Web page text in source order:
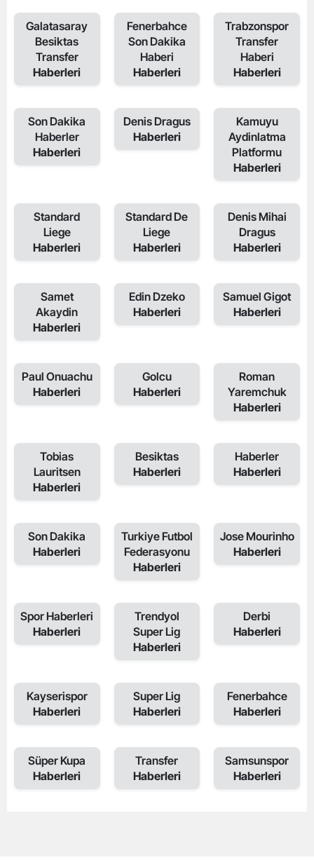
Galatasaray
Besiktas
Transfer
Haberleri
Fenerbahce
Son Dakika
Haberi
Haberleri
Trabzonspor
Transfer
Haberi
Haberleri
Son Dakika
Haberler
Haberleri
Denis Dragus
Haberleri
Kamuyu
Aydinlatma
Platformu
Haberleri
Standard
Liege
Haberleri
Standard De
Liege
Haberleri
Denis Mihai
Dragus
Haberleri
Samet
Akaydin
Haberleri
Edin Dzeko
Haberleri
Samuel Gigot
Haberleri
Paul Onuachu
Haberleri
Golcu
Haberleri
Roman
Yaremchuk
Haberleri
Tobias
Lauritsen
Haberleri
Besiktas
Haberleri
Haberler
Haberleri
Son Dakika
Haberleri
Turkiye Futbol
Federasyonu
Haberleri
Jose Mourinho
Haberleri
Spor Haberleri
Haberleri
Trendyol
Super Lig
Haberleri
Derbi
Haberleri
Kayserispor
Haberleri
Super Lig
Haberleri
Fenerbahce
Haberleri
Süper Kupa
Haberleri
Transfer
Haberleri
Samsunspor
Haberleri